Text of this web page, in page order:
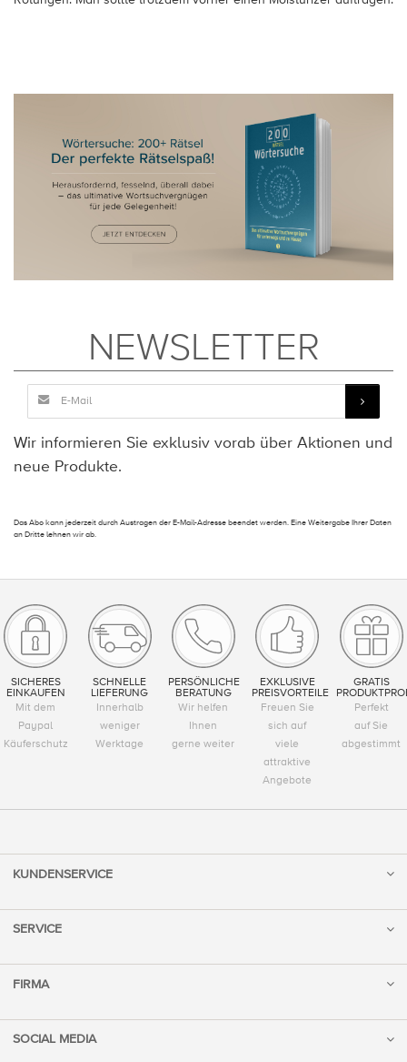
NEWSLETTER
Wir informieren Sie exklusiv vorab über Aktionen und
neue Produkte.
Das Abo kann jederzeit durch Austragen der E-Mail-Adresse beendet werden. Eine Weitergabe Ihrer Daten
an Dritte lehnen wir ab.
SICHERES
EINKAUFEN
Mit dem
Paypal
Käuferschutz
SCHNELLE
LIEFERUNG
Innerhalb
weniger
Werktage
PERSÖNLICHE
BERATUNG
Wir helfen
Ihnen
gerne weiter
EXKLUSIVE
PREISVORTEILE
Freuen Sie
sich auf
viele
attraktive
Angebote
GRATIS
Perfekt
auf Sie
abgestimmt
KUNDENSERVICE
SERVICE
FIRMA
SOCIAL MEDIA